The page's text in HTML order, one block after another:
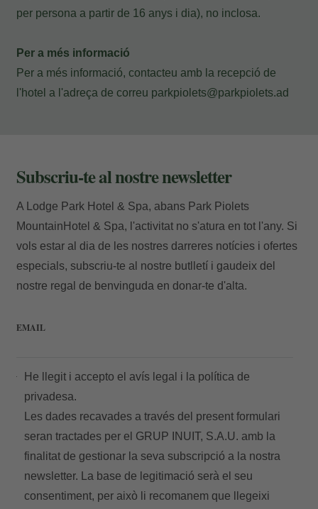
Accedir
per persona a partir de 16 anys i dia), no inclosa.
Per a més informació
Per a més informació, contacteu amb la recepció de
l'hotel a l'adreça de correu parkpiolets@parkpiolets.ad
Subscriu-te al nostre newsletter
A Lodge Park Hotel & Spa, abans Park Piolets
MountainHotel & Spa, l'activitat no s'atura en tot l'any. Si
vols estar al dia de les nostres darreres notícies i ofertes
especials, subscriu-te al nostre butlletí i gaudeix del
nostre regal de benvinguda en donar-te d'alta.
EMAIL
He llegit i accepto el avís legal i la política de
privadesa.
Les dades recavades a través del present formulari
seran tractades per el GRUP INUIT, S.A.U. amb la
finalitat de gestionar la seva subscripció a la nostra
newsletter. La base de legitimació serà el seu
consentiment, per això li recomanem que llegeixi